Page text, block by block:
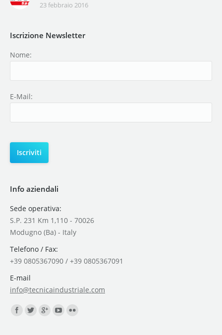
23 febbraio 2016
Iscrizione Newsletter
Nome:
E-Mail:
Info aziendali
Sede operativa:
S.P. 231 Km 1,110 - 70026
Modugno (Ba) - Italy
Telefono / Fax:
+39 0805367090 / +39 0805367091
E-mail
info@tecnicaindustriale.com
Find us on: